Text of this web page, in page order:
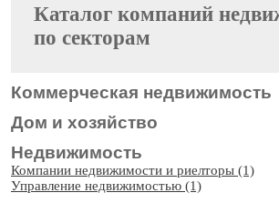
Каталог компаний
по секторам
Коммерческая недвижимость
Дом и хозяйство
Недвижимость
Компании недвижимости и риелторы (1)
Управление недвижимостью (1)